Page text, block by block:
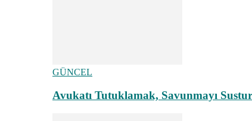
GÜNCEL
Avukatı Tutuklamak, Savunmayı